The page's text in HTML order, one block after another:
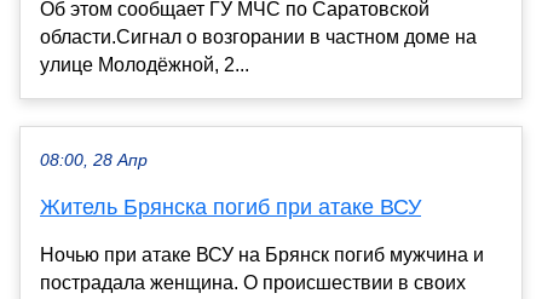
Об этом сообщает ГУ МЧС по Саратовской
области.Сигнал о возгорании в частном доме на
улице Молодёжной, 2...
08:00, 28 Апр
Житель Брянска погиб при атаке ВСУ
Ночью при атаке ВСУ на Брянск погиб мужчина и
пострадала женщина. О происшествии в своих